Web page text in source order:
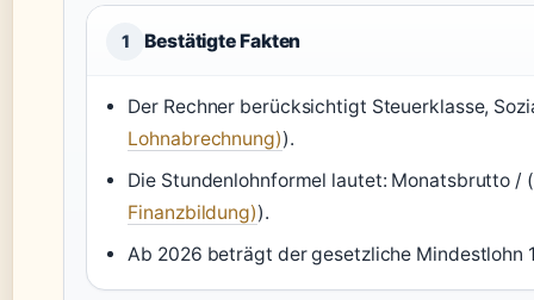
1 Bestätigte Fakten
Der Rechner berücksichtigt Steuerklasse,
Lohnabrechnung)).
Die Stundenlohnformel lautet: Monatsbrutto /
Finanzbildung)).
Ab 2026 beträgt der gesetzliche Mindestlohn